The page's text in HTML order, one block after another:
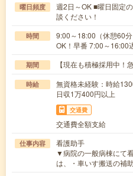
曜日頻度
週2日～OK ■曜日固定
談ください！
時間
9:00～18:00（休憩60
OK！早番 7:00～16:00
期間 【現在も積極採用中！
時給
無資格未経験：時給
日収1万400円以上
交通費
交通費全額支給
仕事内容
看護助手
▼病院の一般病棟にて
は、・車いす搬送の補